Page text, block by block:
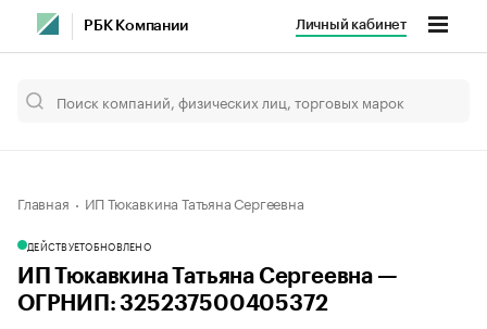
РБК Компании Личный кабинет
Главная ИП Тюкавкина Татьяна Сергеевна
ДЕЙСТВУЕТОБНОВЛЕНО
ИП Тюкавкина Татьяна Сергеевна —
ОГРНИП: 325237500405372